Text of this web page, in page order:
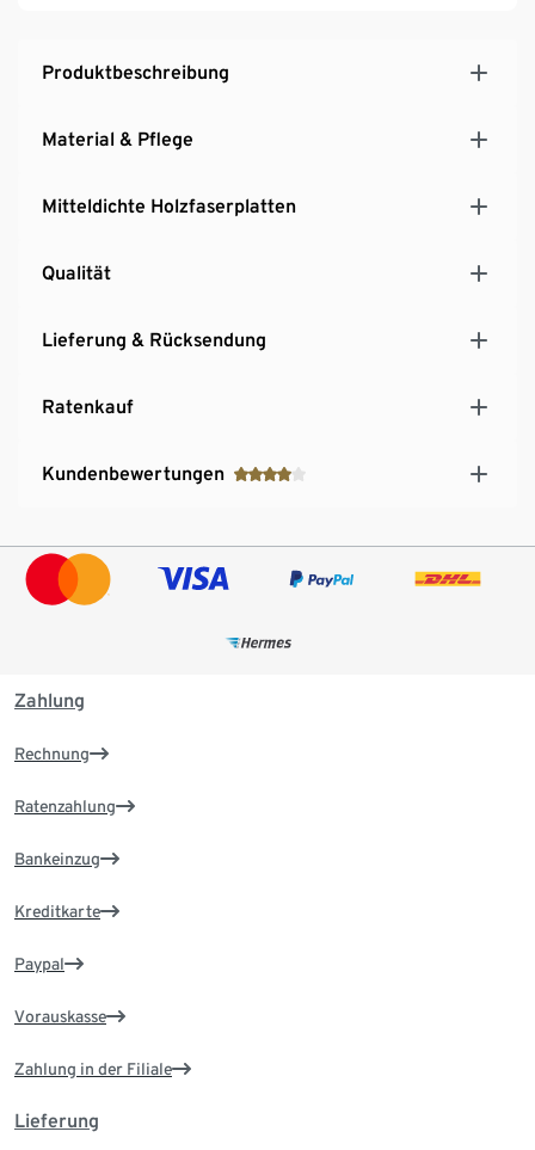
Produktbeschreibung
Material & Pflege
Mitteldichte Holzfaserplatten
Qualität
Lieferung & Rücksendung
Ratenkauf
Kundenbewertungen
Zahlung
Rechnung
Ratenzahlung
Bankeinzug
Kreditkarte
Paypal
Vorauskasse
Zahlung in der Filiale
Lieferung